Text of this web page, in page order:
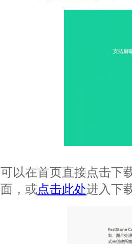
可以在首页直接点击下
面，或点击此处进入下